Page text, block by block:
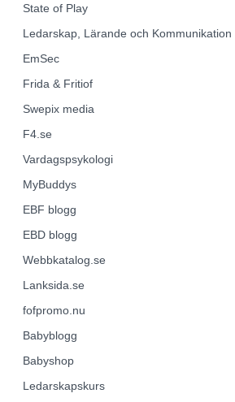
State of Play
Ledarskap, Lärande och Kommunikation
EmSec
Frida & Fritiof
Swepix media
F4.se
Vardagspsykologi
MyBuddys
EBF blogg
EBD blogg
Webbkatalog.se
Lanksida.se
fofpromo.nu
Babyblogg
Babyshop
Ledarskapskurs